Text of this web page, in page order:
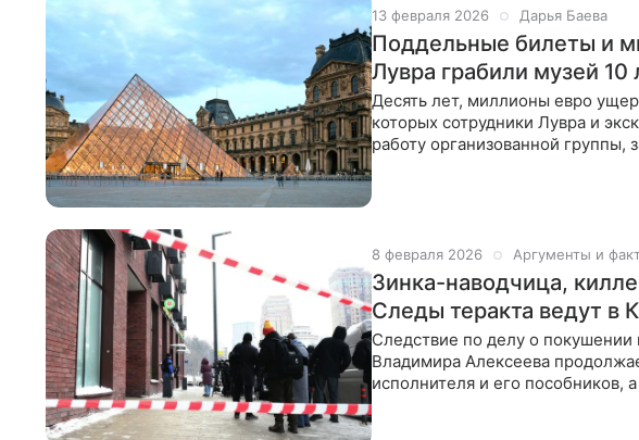
13 февраля 2026 Дарья Баева
Поддельные билеты и
Лувра грабили музей 10
Десять лет, миллионы евро
которых сотрудники Лувра и
работу организованной группы,
8 февраля 2026 Аргументы и
Зинка-наводчица,
Следы теракта ведут в
Следствие по делу о
Владимира Алексеева
исполнителя и его пособников,